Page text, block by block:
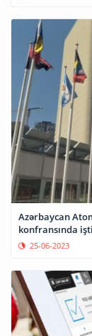
Azərbaycan
konfransında
25-06-2023